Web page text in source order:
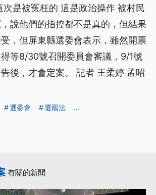
次是被冤枉的 這是政治操作 被村民
說他們的指控都不是真的，但結果
，但屏東縣選委會表示，雖然開票
等8/30號召開委員會審議，9/1號
後，才會定案。 記者 王柔婷 孟昭
選委會 選罷法 ...
有關的新聞